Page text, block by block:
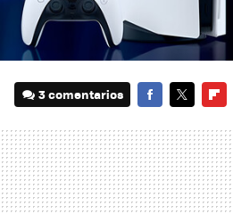
3 comentarios